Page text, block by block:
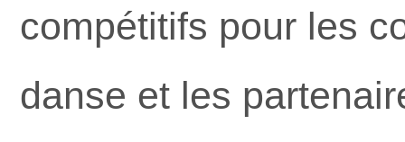
compétitifs pour les
danse et les